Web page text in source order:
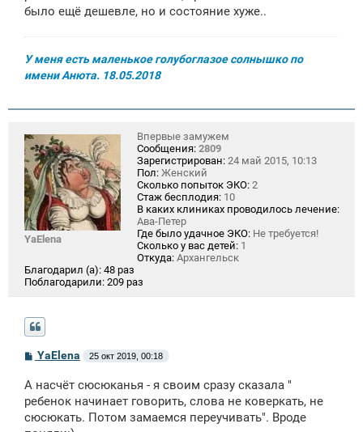
было ещё дешевле, но и состояние хуже..
У меня есть маленькое голубоглазое солнышко по
имени Анюта. 18.05.2018
YaElena
Впервые замужем
Сообщения: 2809
Зарегистрирован: 24 май 2015, 10:13
Пол: Женский
Сколько попыток ЭКО: 2
Стаж бесплодия: 10
В каких клиниках проводилось лечение:
Ава-Петер
Где было удачное ЭКО: Не требуется!
Сколько у вас детей: 1
Откуда: Архангельск
Благодарил (а): 48 раз
Поблагодарили: 209 раз
С
б
щ
н
YaElena 25 окт 2019, 00:18
А насчёт сюсюканья - я своим сразу сказала "
ребенок начинает говорить, слова не коверкать, не
сюсюкать. Потом замаемся переучивать". Вроде